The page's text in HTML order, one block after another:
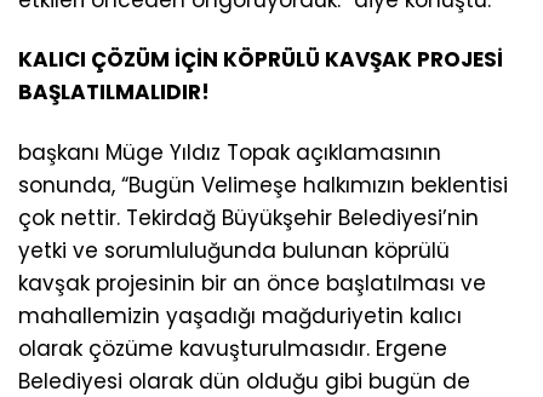
KALICI ÇÖZÜM İÇİN KÖPRÜLÜ KAVŞAK PROJESİ
BAŞLATILMALIDIR!
başkanı Müge Yıldız Topak açıklamasının
sonunda, “Bugün Velimeşe halkımızın beklentisi
çok nettir. Tekirdağ Büyükşehir Belediyesi’nin
yetki ve sorumluluğunda bulunan köprülü
kavşak projesinin bir an önce başlatılması ve
mahallemizin yaşadığı mağduriyetin kalıcı
olarak çözüme kavuşturulmasıdır. Ergene
Belediyesi olarak dün olduğu gibi bugün de